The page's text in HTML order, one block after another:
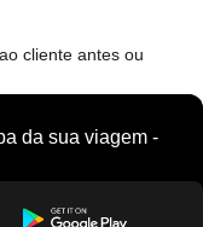
cliente antes ou
da sua viagem -